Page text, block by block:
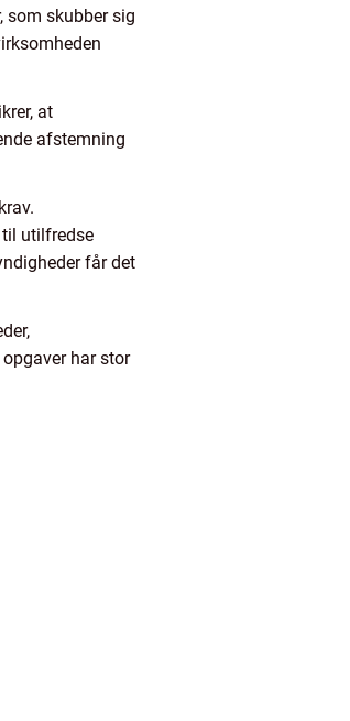
som skubber sig
at
afstemning
til utilfredse
får det
har stor